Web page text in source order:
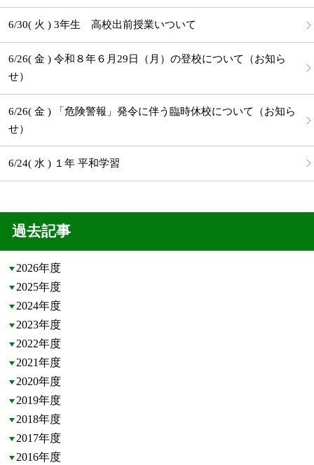
6/30( 火 ) 3年生 高校出前授業いついて
6/26( 金 ) 令和８年６月29日（月）の登校について（お知ら
せ）
6/26( 金 ) 「危険警報」発令に伴う臨時休校について（お知ら
せ）
6/24( 水 ) １年 平和学習
過去記事
2026年度
2025年度
2024年度
2023年度
2022年度
2021年度
2020年度
2019年度
2018年度
2017年度
2016年度